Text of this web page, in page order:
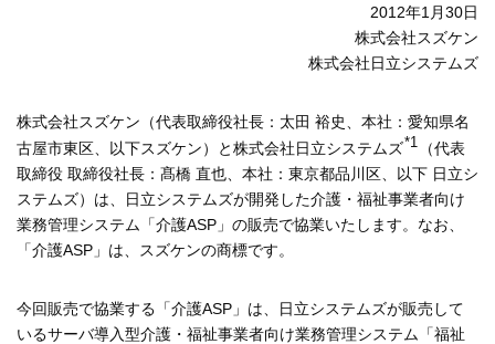
2012年1月30日
株式会社スズケン
株式会社日立システムズ
株式会社スズケン（代表取締役社長：太田 裕史、本社：愛知県名
古屋市東区、以下スズケン）と株式会社日立システムズ*1 （代表
取締役 取締役社長：髙橋 直也、本社：東京都品川区、以下 日立シ
ステムズ）は、日立システムズが開発した介護・福祉事業者向け
業務管理システム「介護ASP」の販売で協業いたします。なお、
「介護ASP」は、スズケンの商標です。
今回販売で協業する「介護ASP」は、日立システムズが販売して
いるサーバ導入型介護・福祉事業者向け業務管理システム「福祉